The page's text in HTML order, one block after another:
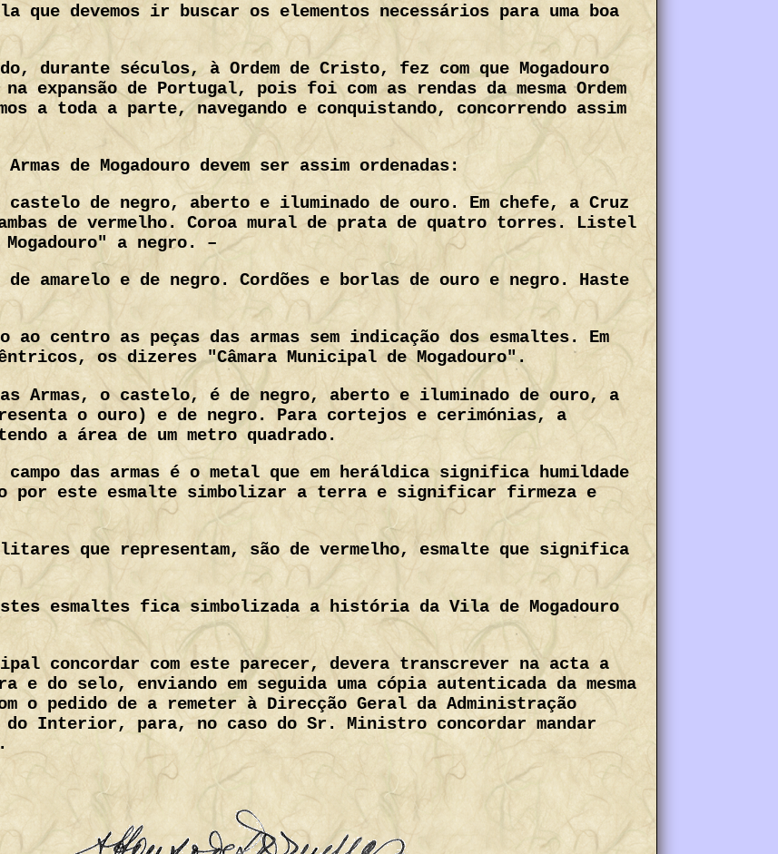
devemos ir buscar os elementos necessários para uma boa
durante séculos, à Ordem de Cristo, fez com que Mogadouro
expansão de Portugal, pois foi com as rendas da mesma Ordem
a toda a parte, navegando e conquistando, concorrendo assim
de Mogadouro devem ser assim ordenadas:
castelo de negro, aberto e iluminado de ouro. Em chefe, a Cruz
de vermelho. Coroa mural de prata de quatro torres. Listel
a negro. –
de amarelo e de negro. Cordões e borlas de ouro e negro. Haste
centro as peças das armas sem indicação dos esmaltes. Em
os dizeres "Câmara Municipal de Mogadouro".
Armas, o castelo, é de negro, aberto e iluminado de ouro, a
o ouro) e de negro. Para cortejos e cerimónias, a
a área de um metro quadrado.
das armas é o metal que em heráldica significa humildade
por este esmalte simbolizar a terra e significar firmeza e
que representam, são de vermelho, esmalte que significa
esmaltes fica simbolizada a história da Vila de Mogadouro
concordar com este parecer, devera transcrever na acta a
e do selo, enviando em seguida uma cópia autenticada da mesma
o pedido de a remeter à Direcção Geral da Administração
Interior, para, no caso do Sr. Ministro concordar mandar